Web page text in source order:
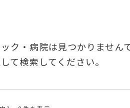
ク・病院は見つかりません
て検索してください。